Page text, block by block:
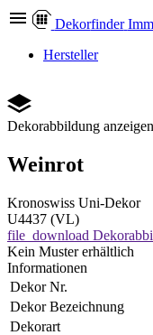
Dekorfinder
Hersteller
Dekorabbildung anzeigen
Weinrot
Kronoswiss Uni-Dekor
U4437 (VL)
file_download
Kein Muster erhältlich
Informationen
Dekor Nr.
Dekor Bezeichnung
Dekorart